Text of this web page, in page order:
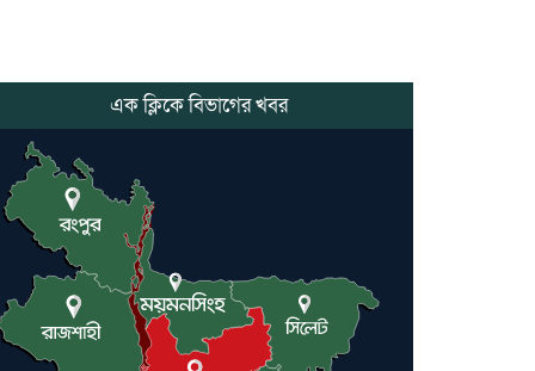
হকের মৃত্যুতে,এলাকায় শোকের
ছায়া
আটকে হয়রানির অভিযোগ,
বিএনপির সাবেক সভাপতির
কমলগঞ্জে ডোবা থেকে অজ্ঞাত
ব্যক্তির গলিত মরদেহ উদ্ধার
এক ক্লিকে বিভাগের খবর